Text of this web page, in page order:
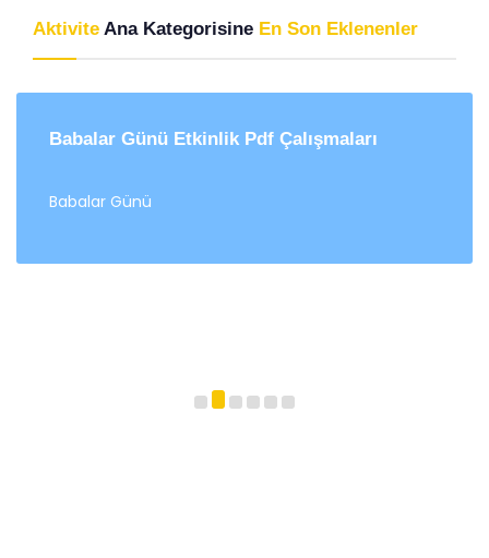
Aktivite Ana Kategorisine En Son Eklenenler
Babalar Günü Etkinlik Pdf Çalışmaları
Babalar Günü